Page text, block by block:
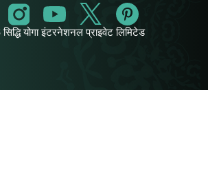
योगा इंटरनेशनल प्राइवेट लिमिटेड